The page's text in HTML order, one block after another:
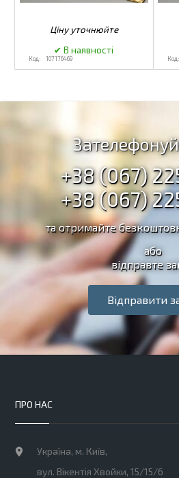
107176469
+38 (067)
+38 (067)
та отримайте
або
відправте
Відправити
ПРО НАС
Україна, м. Київ,
вул. Вікентія Хвойки, 15/15/6